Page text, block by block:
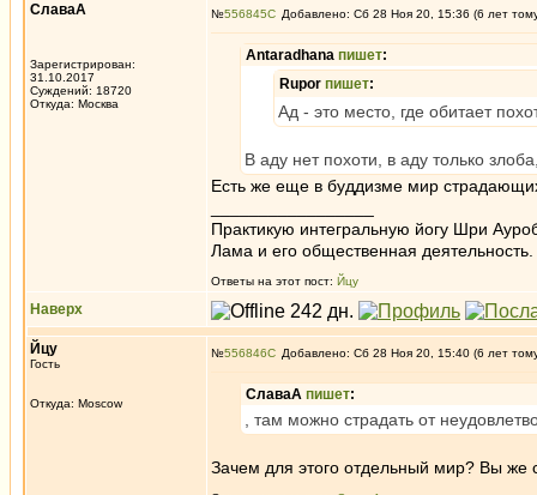
СлаваА
Зарегистрирован:
31.10.2017
Суждений: 18720
Откуда: Москва
№556845 Добавлено: Сб 28 Ноя 20, 15:36 (6 лет
Antaradhana пишет:
Rupor пишет:
Ад - это место, где обитает
В аду нет похоти, в аду только
Есть же еще в буддизме мир
Практикую интегральную йогу Шри
Лама и его общественная деятельность.
Ответы на этот пост: Йцу
Наверх
Йцу
Гость
Откуда: Moscow
№556846 Добавлено: Сб 28 Ноя 20, 15:40 (6 лет
СлаваА пишет:
, там можно страдать от
Зачем для этого отдельный мир? Вы же